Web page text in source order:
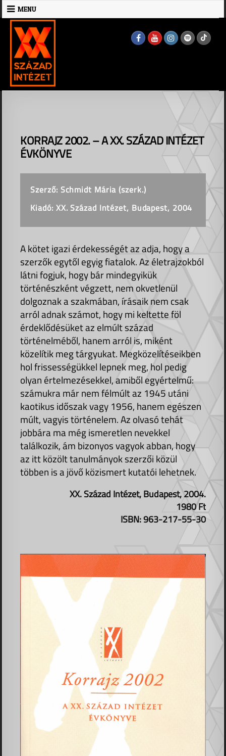
Skip
to
content
MENU
KORRAJZ 2002. – A XX. SZÁZAD INTÉZET
ÉVKÖNYVE
Szerző: Schmidt Mária (szerk.)
Kiadó: XX. Század Intézet, Budapest, 2004
A kötet igazi érdekességét az adja, hogy a
szerzők egytől egyig fiatalok. Az életrajzokból
látni fogjuk, hogy bár mindegyikük
történészként végzett, nem okvetlenül
dolgoznak a szakmában, írásaik nem csak
arról adnak számot, hogy mi keltette föl
érdeklődésüket az elmúlt század
történelméből, hanem arról is, miként
közelítik meg tárgyukat. Megközelítéseikben
hol frissességükkel lepnek meg, hol pedig
olyan értelmezésekkel, amiből egyértelmű:
számukra már nem félmúlt az 1945 utáni
kaotikus időszak vagy 1956, hanem egészen
múlt, vagyis történelem. Az olvasó tehát
jobbára ma még ismeretlen nevekkel
találkozik, ám bizonyos vagyok abban, hogy
az itt közölt tanulmányok szerzői közül
többen is a jövő közismert kutatói lehetnek.
XX. Század Intézet, Budapest, 2004.
1980 Ft
ISBN: 963-217-55-30